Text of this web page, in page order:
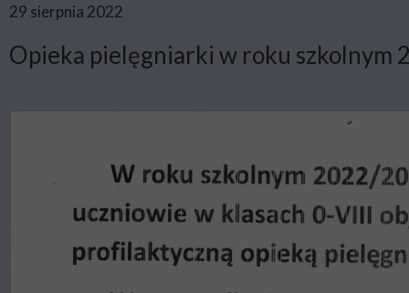
29 sierpnia 2022
Opieka pielęgniarki w roku szkolnym